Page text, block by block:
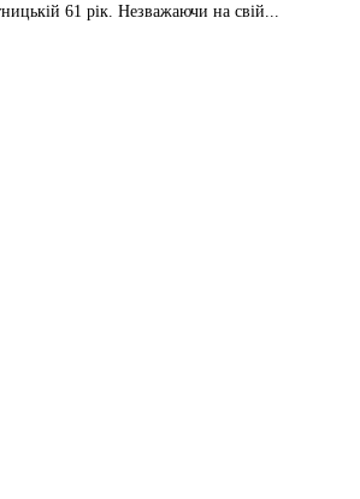
61 рік. Незважаючи на свій...